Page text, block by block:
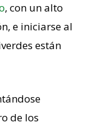
, con un alto
e iniciarse al
están
de los